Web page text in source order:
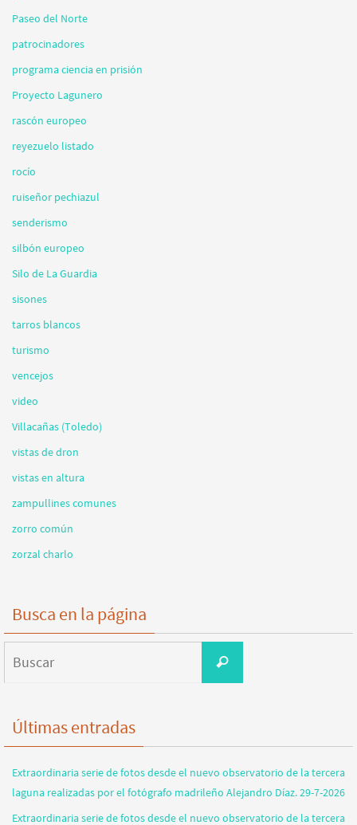
Paseo del Norte
patrocinadores
programa ciencia en prisión
Proyecto Lagunero
rascón europeo
reyezuelo listado
rocío
ruiseñor pechiazul
senderismo
silbón europeo
Silo de La Guardia
sisones
tarros blancos
turismo
vencejos
video
Villacañas (Toledo)
vistas de dron
vistas en altura
zampullines comunes
zorro común
zorzal charlo
Busca en la página
Buscar
Últimas entradas
Extraordinaria serie de fotos desde el nuevo observatorio de la tercera
laguna realizadas por el fotógrafo madrileño Alejandro Díaz. 29-7-2026
Extraordinaria serie de fotos desde el nuevo observatorio de la tercera